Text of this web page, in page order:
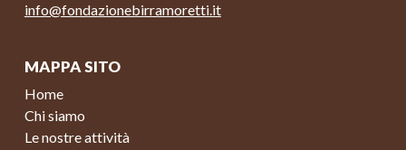
info@fondazionebirramoretti.it
MAPPA SITO
Home
Chi siamo
Le nostre attività